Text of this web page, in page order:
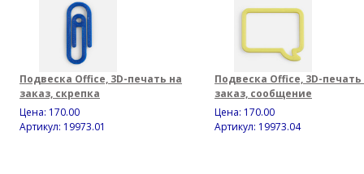
Подвеска Office, 3D-печать на
заказ, скрепка
Цена: 170.00
Артикул: 19973.01
Подвеска Office, 3D-печать
заказ, сообщение
Цена: 170.00
Артикул: 19973.04